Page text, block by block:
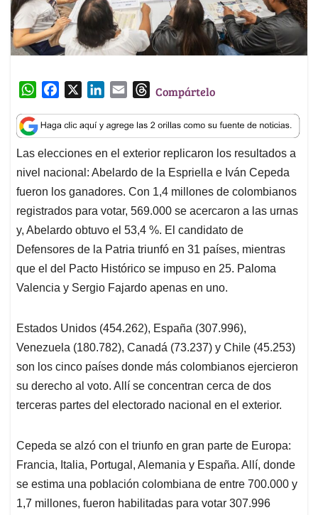
W
a
t
s
A
p
p
c
e
b
o
o
k
n
k
e
d
I
n
a
i
l
T
r
e
a
d
s
Compártelo
Las elecciones en el exterior replicaron los resultados a
nivel nacional: Abelardo de la Espriella e Iván Cepeda
fueron los ganadores. Con 1,4 millones de colombianos
registrados para votar, 569.000 se acercaron a las urnas
y, Abelardo obtuvo el 53,4 %. El candidato de
Defensores de la Patria triunfó en 31 países, mientras
que el del Pacto Histórico se impuso en 25. Paloma
Valencia y Sergio Fajardo apenas en uno.
Estados Unidos (454.262), España (307.996),
Venezuela (180.782), Canadá (73.237) y Chile (45.253)
son los cinco países donde más colombianos ejercieron
su derecho al voto. Allí se concentran cerca de dos
terceras partes del electorado nacional en el exterior.
Cepeda se alzó con el triunfo en gran parte de Europa:
Francia, Italia, Portugal, Alemania y España. Allí, donde
se estima una población colombiana de entre 700.000 y
1,7 millones, fueron habilitadas para votar 307.996